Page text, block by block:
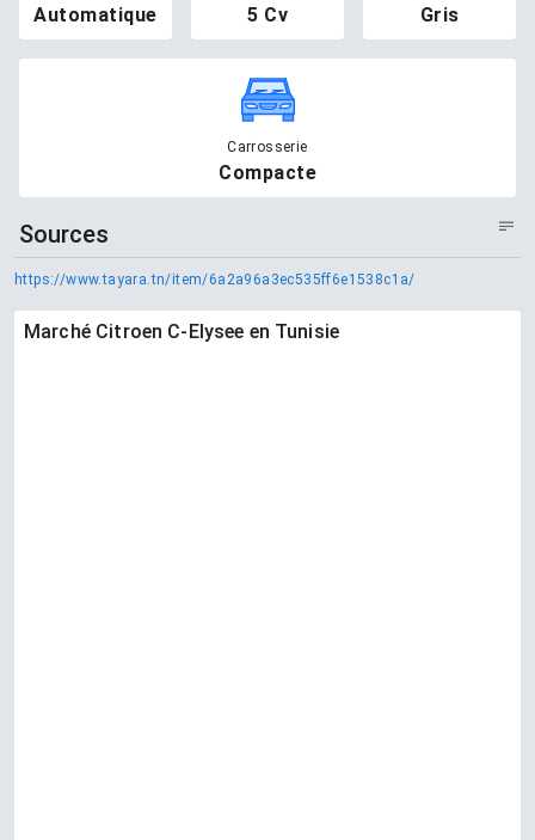
Automatique 5 Cv Gris
Carrosserie
Compacte
Sources
https://www.tayara.tn/item/6a2a96a3ec535ff6e1538c1a/
Marché Citroen C-Elysee en Tunisie